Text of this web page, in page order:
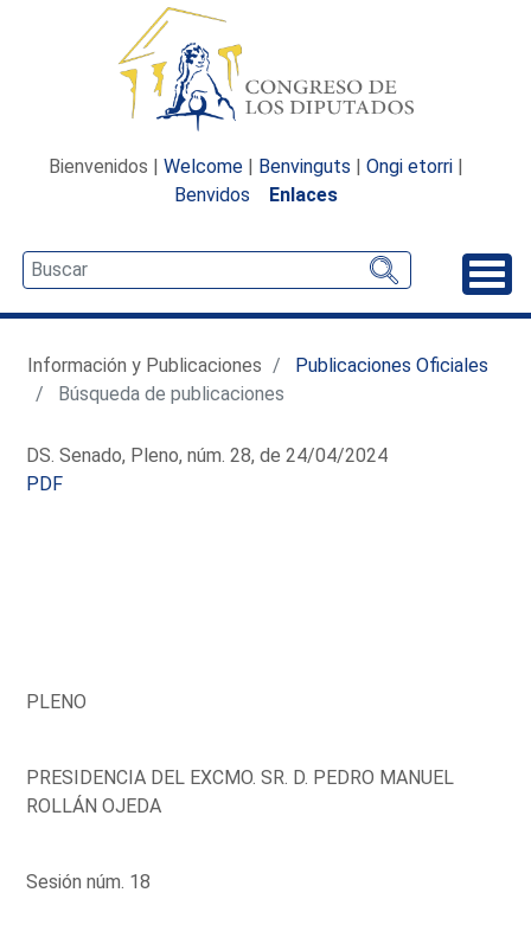
Bienvenidos | Welcome | Benvinguts | Ongi etorri |
Benvidos
Enlaces
Información y Publicaciones
Publicaciones Oficiales
Búsqueda de publicaciones
DS. Senado, Pleno, núm. 28, de 24/04/2024
PDF
PLENO
PRESIDENCIA DEL EXCMO. SR. D. PEDRO MANUEL
ROLLÁN OJEDA
Sesión núm. 18